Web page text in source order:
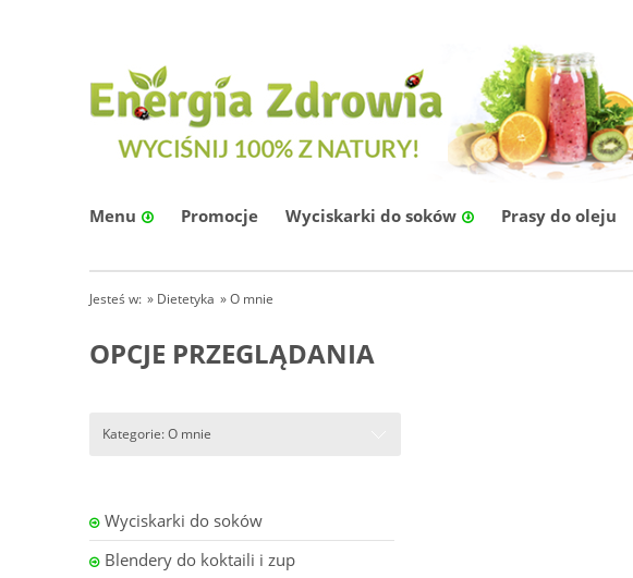
Menu Promocje Wyciskarki do soków Prasy do oleju
Jesteś w: » Dietetyka »O mnie
OPCJE PRZEGLĄDANIA
Kategorie: O mnie
Wyciskarki do soków
Blendery do koktaili i zup